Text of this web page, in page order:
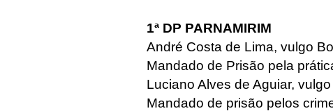
1ª DP PARNAMIRIM
André Costa de Lima, vulgo
Mandado de Prisão pela
Luciano Alves de Aguiar,
Mandado de prisão pelos